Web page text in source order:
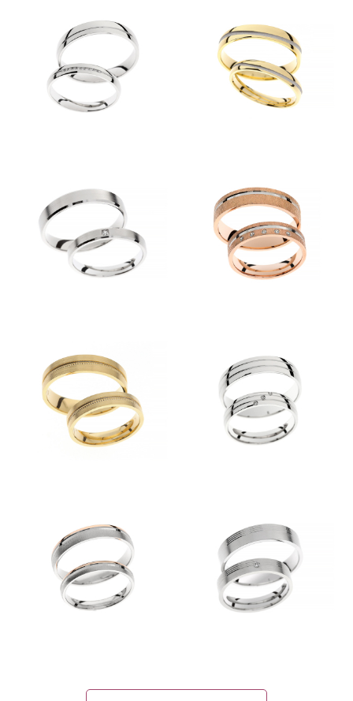
Kolekcije
KOLEKCIJA CLASSIC
KOLEKCIJA FORMA
KOLEKCIJA ESENCA
Predstavitev
POŠLJI ZAPRI